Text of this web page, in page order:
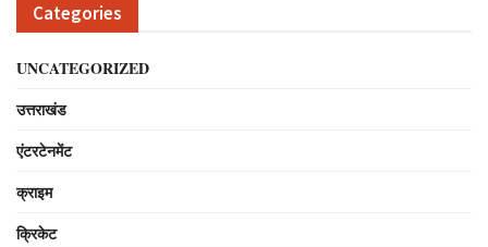
Categories
UNCATEGORIZED
उत्तराखंड
एंटरटेनमेंट
क्राइम
क्रिकेट